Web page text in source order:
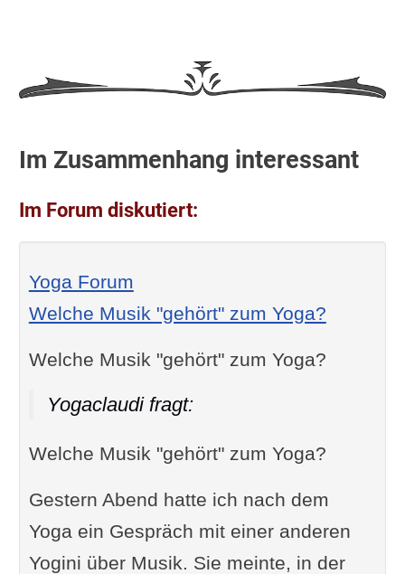
Im Zusammenhang interessant
Im Forum diskutiert:
Yoga Forum
Welche Musik "gehört" zum Yoga?
Welche Musik "gehört" zum Yoga?
Yogaclaudi fragt:
Welche Musik "gehört" zum Yoga?
Gestern Abend hatte ich nach dem
Yoga ein Gespräch mit einer anderen
Yogini über Musik. Sie meinte, in der